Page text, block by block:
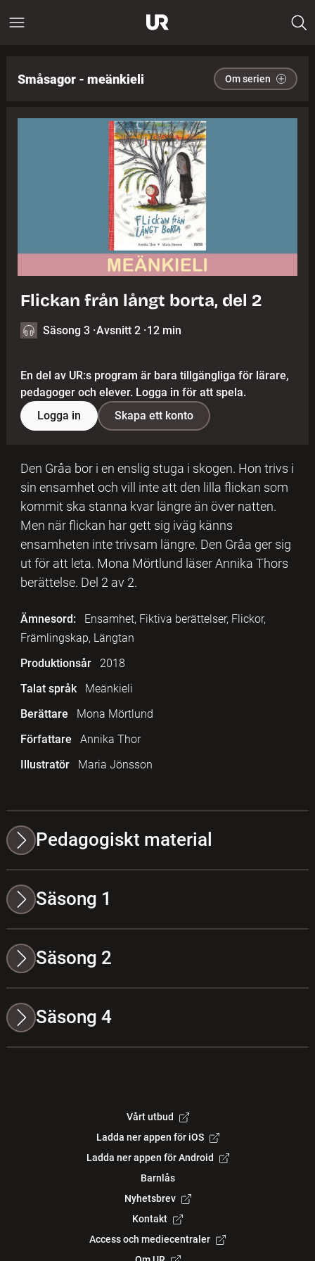
Småsagor - meänkieli Om serien
Flickan från långt borta, del 2
Säsong 3 ·Avsnitt 2 ·12 min
En del av UR:s program är bara tillgängliga för lärare,
pedagoger och elever. Logga in för att spela.
Logga in
Skapa ett konto
Den Gråa bor i en enslig stuga i skogen. Hon trivs i
sin ensamhet och vill inte att den lilla flickan som
kommit ska stanna kvar längre än över natten.
Men när flickan har gett sig iväg känns
ensamheten inte trivsam längre. Den Gråa ger sig
ut för att leta. Mona Mörtlund läser Annika Thors
berättelse. Del 2 av 2.
Ämnesord:
Ensamhet, Fiktiva berättelser, Flickor,
Främlingskap, Längtan
Produktionsår
2018
Talat språk
Meänkieli
Berättare
Mona Mörtlund
Författare
Annika Thor
Illustratör
Maria Jönsson
Pedagogiskt material
Säsong 1
Säsong 2
Säsong 4
Vårt utbud
Ladda ner appen för iOS
Ladda ner appen för Android
Barnlås
Nyhetsbrev
Kontakt
Access och mediecentraler